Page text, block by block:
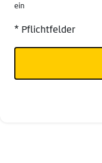
ein
* Pflichtfelder